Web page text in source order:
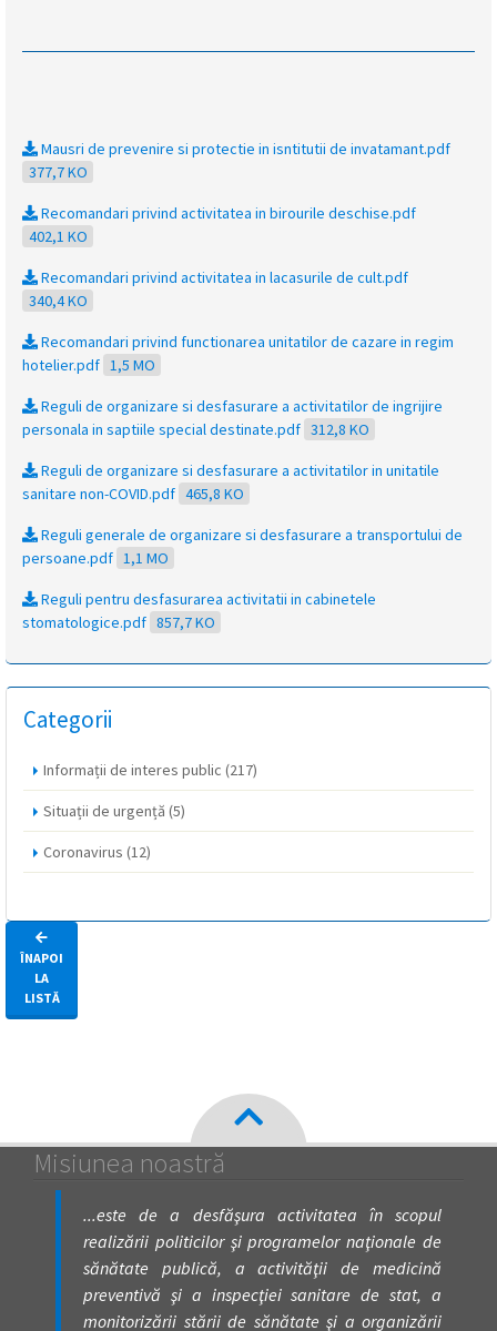
Mausri de prevenire si protectie in isntitutii de invatamant.pdf
377,7 KO
Recomandari privind activitatea in birourile deschise.pdf
402,1 KO
Recomandari privind activitatea in lacasurile de cult.pdf
340,4 KO
Recomandari privind functionarea unitatilor de cazare in regim
hotelier.pdf 1,5 MO
Reguli de organizare si desfasurare a activitatilor de ingrijire
personala in saptiile special destinate.pdf 312,8 KO
Reguli de organizare si desfasurare a activitatilor in unitatile
sanitare non-COVID.pdf 465,8 KO
Reguli generale de organizare si desfasurare a transportului de
persoane.pdf 1,1 MO
Reguli pentru desfasurarea activitatii in cabinetele
stomatologice.pdf 857,7 KO
Categorii
Informații de interes public (217)
Situații de urgență (5)
Coronavirus (12)
ÎNAPOI
LA
LISTĂ
Misiunea noastră
...este de a desfăşura activitatea în scopul
realizării politicilor şi programelor naţionale de
sănătate publică, a activităţii de medicină
preventivă şi a inspecţiei sanitare de stat, a
monitorizării stării de sănătate şi a organizării